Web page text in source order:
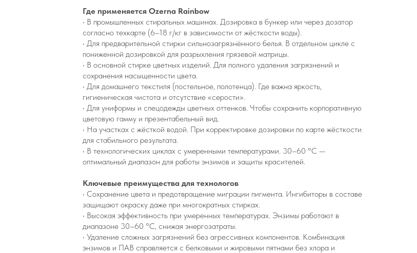
Где применяется Ozerna Rainbow
• В промышленных стиральных машинах. Дозировка в бункер или через дозатор
согласно техкарте (6–18 г/кг в зависимости от жёсткости воды).
• Для предварительной стирки сильнозагрязнённого белья. В отдельном цикле с
пониженной дозировкой для разрыхления грязевой матрицы.
• В основной стирке цветных изделий. Для полного удаления загрязнений и
сохранения насыщенности цвета.
• Для домашнего текстиля (постельное, полотенца). Где важна яркость,
гигиеническая чистота и отсутствие «серости».
• Для униформы и спецодежды цветных оттенков. Чтобы сохранить корпоративную
цветовую гамму и презентабельный вид.
• На участках с жёсткой водой. При корректировке дозировки по карте жёсткости
для стабильного результата.
• В технологических циклах с умеренными температурами. 30–60 °C —
оптимальный диапазон для работы энзимов и защиты красителей.
Ключевые преимущества для технологов
• Сохранение цвета и предотвращение миграции пигмента. Ингибиторы в составе
защищают окраску даже при многократных стирках.
• Высокая эффективность при умеренных температурах. Энзимы работают в
диапазоне 30–60 °C, снижая энергозатраты.
• Удаление сложных загрязнений без агрессивных компонентов. Комбинация
энзимов и ПАВ справляется с белковыми и жировыми пятнами без хлора и